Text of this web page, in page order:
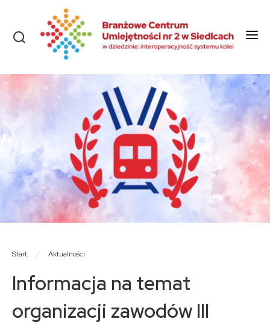
Start
Aktualności
Szkolenia i kursy
Olimpiady
Konkursy
Rekrutacja
Dokumenty
Kontakt
Start / Aktualności
Informacja na temat
organizacji zawodów III